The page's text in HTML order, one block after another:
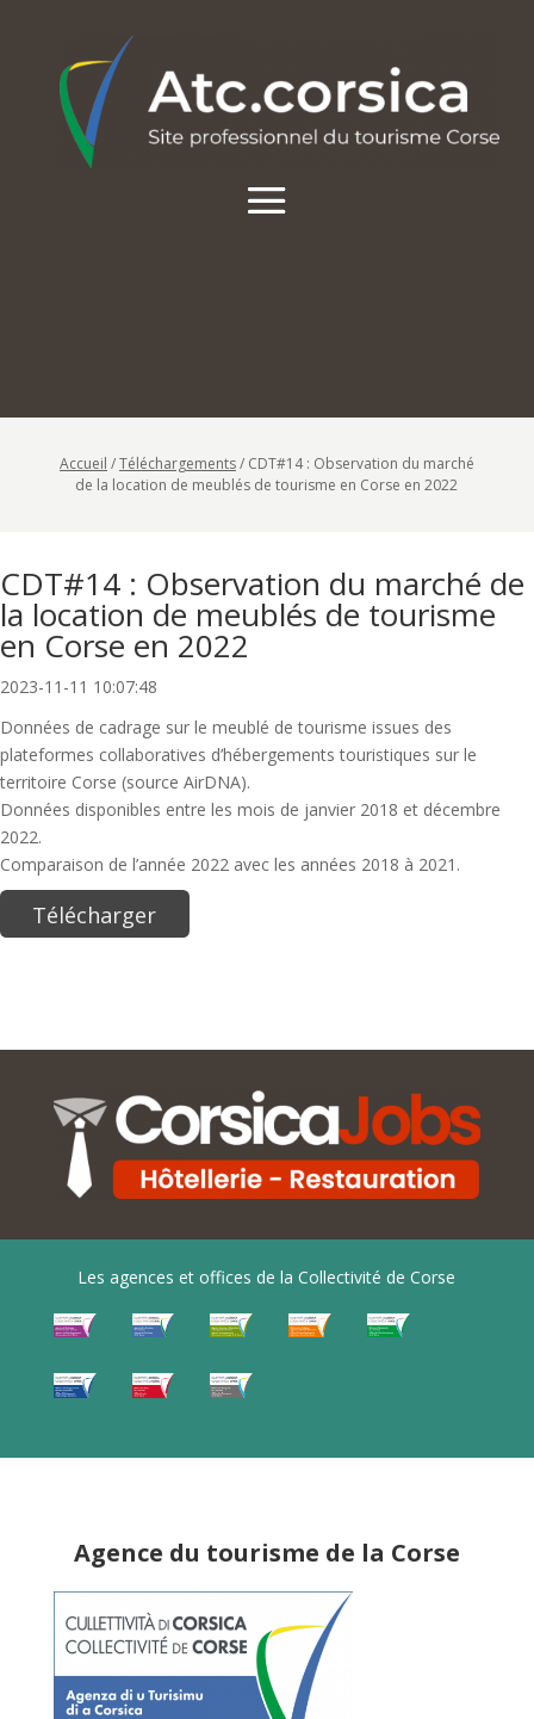
Accueil /Téléchargements/ CDT#14 : Observation du marché
de la location de meublés de tourisme en Corse en 2022
CDT#14 : Observation du marché de
la location de meublés de tourisme
en Corse en 2022
2023-11-11 10:07:48
Données de cadrage sur le meublé de tourisme issues des
plateformes collaboratives d’hébergements touristiques sur le
territoire Corse (source AirDNA).
Données disponibles entre les mois de janvier 2018 et décembre
2022.
Comparaison de l’année 2022 avec les années 2018 à 2021.
Télécharger
Les agences et offices de la Collectivité de Corse
Agence du tourisme de la Corse